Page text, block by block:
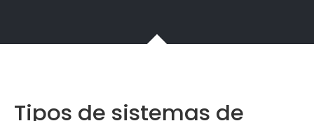
Tipos de sistemas de